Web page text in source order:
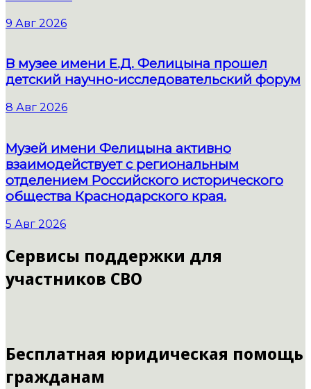
9 Авг 2026
В музее имени Е.Д. Фелицына прошел
детский научно-исследовательский форум
8 Авг 2026
Музей имени Фелицына активно
взаимодействует с региональным
отделением Российского исторического
общества Краснодарского края.
5 Авг 2026
Сервисы поддержки для
участников СВО
Бесплатная юридическая помощь
гражданам